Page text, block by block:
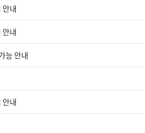
안내
안내
능 안내
안내